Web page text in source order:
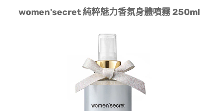
women'secret 純粹魅力香氛身體噴霧 250ml